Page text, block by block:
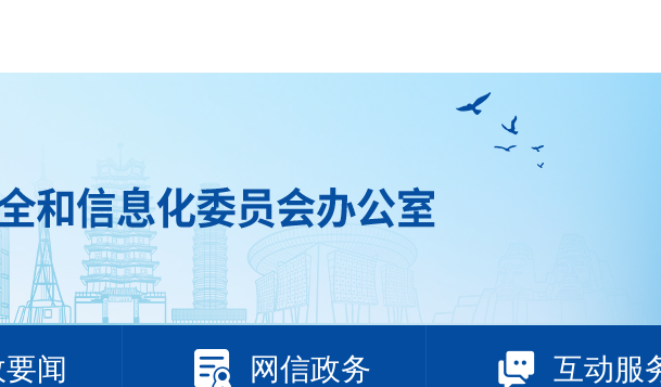
闻 网信政务 互动服